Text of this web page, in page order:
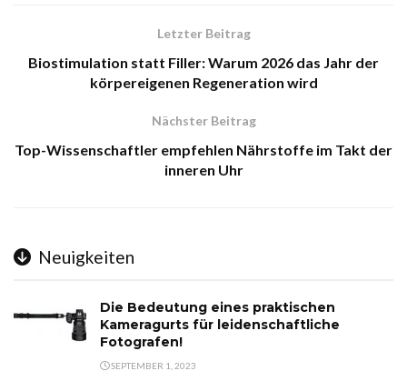
Letzter Beitrag
Biostimulation statt Filler: Warum 2026 das Jahr der
körpereigenen Regeneration wird
Nächster Beitrag
Top-Wissenschaftler empfehlen Nährstoffe im Takt der
inneren Uhr
Neuigkeiten
Die Bedeutung eines praktischen
Kameragurts für leidenschaftliche
Fotografen!
SEPTEMBER 1, 2023